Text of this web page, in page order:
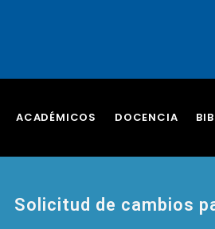
ACADÉMICOS DOCENCIA
Solicitud de cambios